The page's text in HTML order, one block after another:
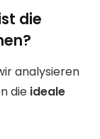
die
analysieren
die ideale